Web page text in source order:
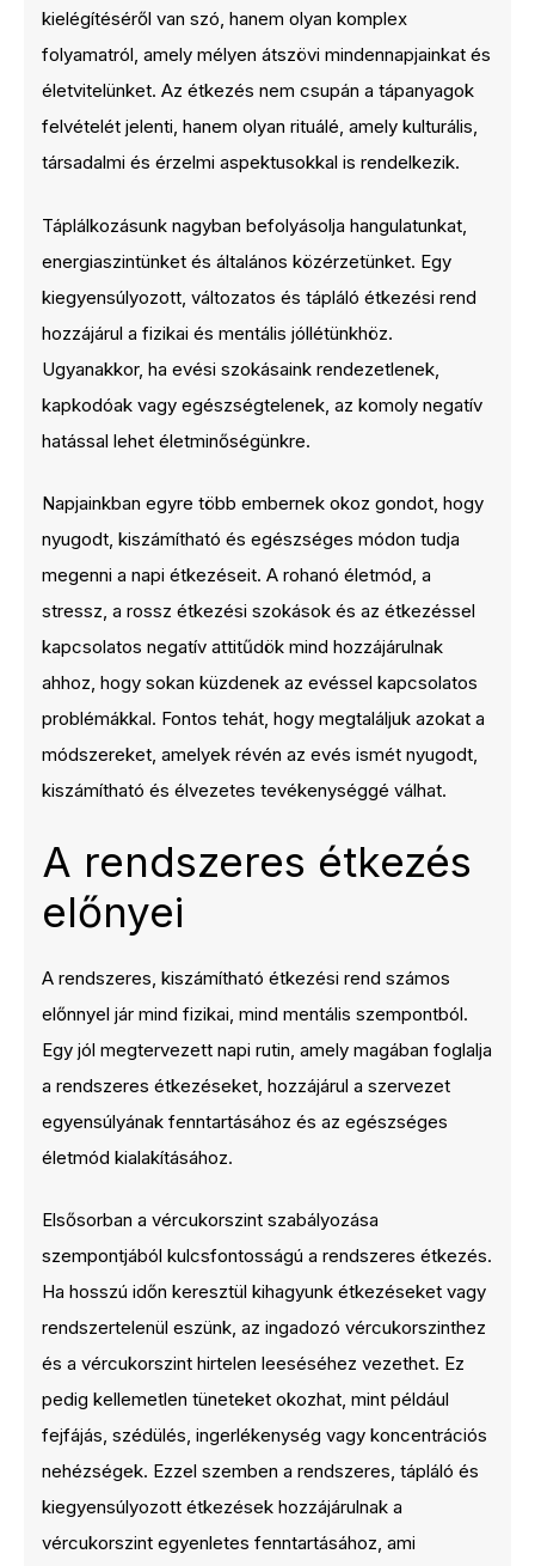
kielégítéséről van szó, hanem olyan komplex
folyamatról, amely mélyen átszövi mindennapjainkat és
életvitelünket. Az étkezés nem csupán a tápanyagok
felvételét jelenti, hanem olyan rituálé, amely kulturális,
társadalmi és érzelmi aspektusokkal is rendelkezik.
Táplálkozásunk nagyban befolyásolja hangulatunkat,
energiaszintünket és általános közérzetünket. Egy
kiegyensúlyozott, változatos és tápláló étkezési rend
hozzájárul a fizikai és mentális jóllétünkhöz.
Ugyanakkor, ha evési szokásaink rendezetlenek,
kapkodóak vagy egészségtelenek, az komoly negatív
hatással lehet életminőségünkre.
Napjainkban egyre több embernek okoz gondot, hogy
nyugodt, kiszámítható és egészséges módon tudja
megenni a napi étkezéseit. A rohanó életmód, a
stressz, a rossz étkezési szokások és az étkezéssel
kapcsolatos negatív attitűdök mind hozzájárulnak
ahhoz, hogy sokan küzdenek az evéssel kapcsolatos
problémákkal. Fontos tehát, hogy megtaláljuk azokat a
módszereket, amelyek révén az evés ismét nyugodt,
kiszámítható és élvezetes tevékenységgé válhat.
A rendszeres étkezés
előnyei
A rendszeres, kiszámítható étkezési rend számos
előnnyel jár mind fizikai, mind mentális szempontból.
Egy jól megtervezett napi rutin, amely magában foglalja
a rendszeres étkezéseket, hozzájárul a szervezet
egyensúlyának fenntartásához és az egészséges
életmód kialakításához.
Elsősorban a vércukorszint szabályozása
szempontjából kulcsfontosságú a rendszeres étkezés.
Ha hosszú időn keresztül kihagyunk étkezéseket vagy
rendszertelenül eszünk, az ingadozó vércukorszinthez
és a vércukorszint hirtelen leeséséhez vezethet. Ez
pedig kellemetlen tüneteket okozhat, mint például
fejfájás, szédülés, ingerlékenység vagy koncentrációs
nehézségek. Ezzel szemben a rendszeres, tápláló és
kiegyensúlyozott étkezések hozzájárulnak a
vércukorszint egyenletes fenntartásához, ami